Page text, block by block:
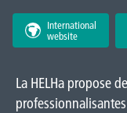
International
website
La HELHa propose